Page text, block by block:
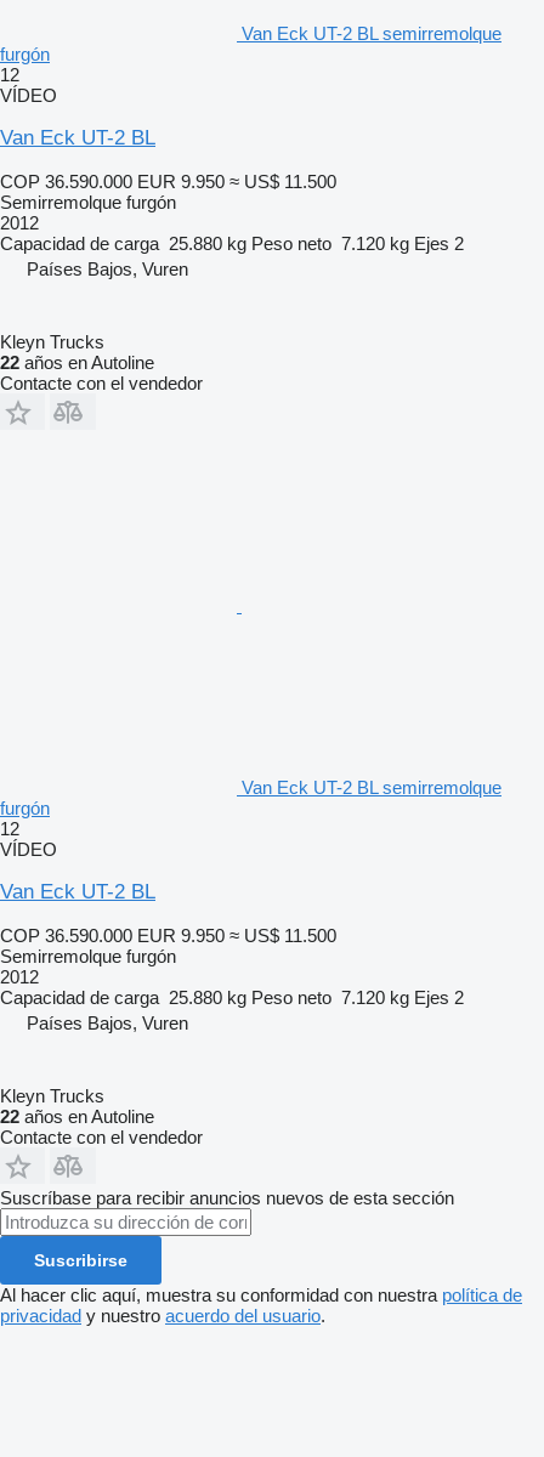
Van Eck UT-2 BL semirremolque
furgón
12
VÍDEO
Van Eck UT-2 BL
COP 36.590.000 EUR 9.950 ≈ US$ 11.500
Semirremolque furgón
2012
Capacidad de carga 25.880 kg Peso neto 7.120 kg Ejes 2
Países Bajos, Vuren
Kleyn Trucks
22 años en Autoline
Contacte con el vendedor
Van Eck UT-2 BL semirremolque
furgón
12
VÍDEO
Van Eck UT-2 BL
COP 36.590.000 EUR 9.950 ≈ US$ 11.500
Semirremolque furgón
2012
Capacidad de carga 25.880 kg Peso neto 7.120 kg Ejes 2
Países Bajos, Vuren
Kleyn Trucks
22 años en Autoline
Contacte con el vendedor
Suscríbase para recibir anuncios nuevos de esta sección
Suscribirse
Al hacer clic aquí, muestra su conformidad con nuestra política de
privacidad y nuestro acuerdo del usuario.